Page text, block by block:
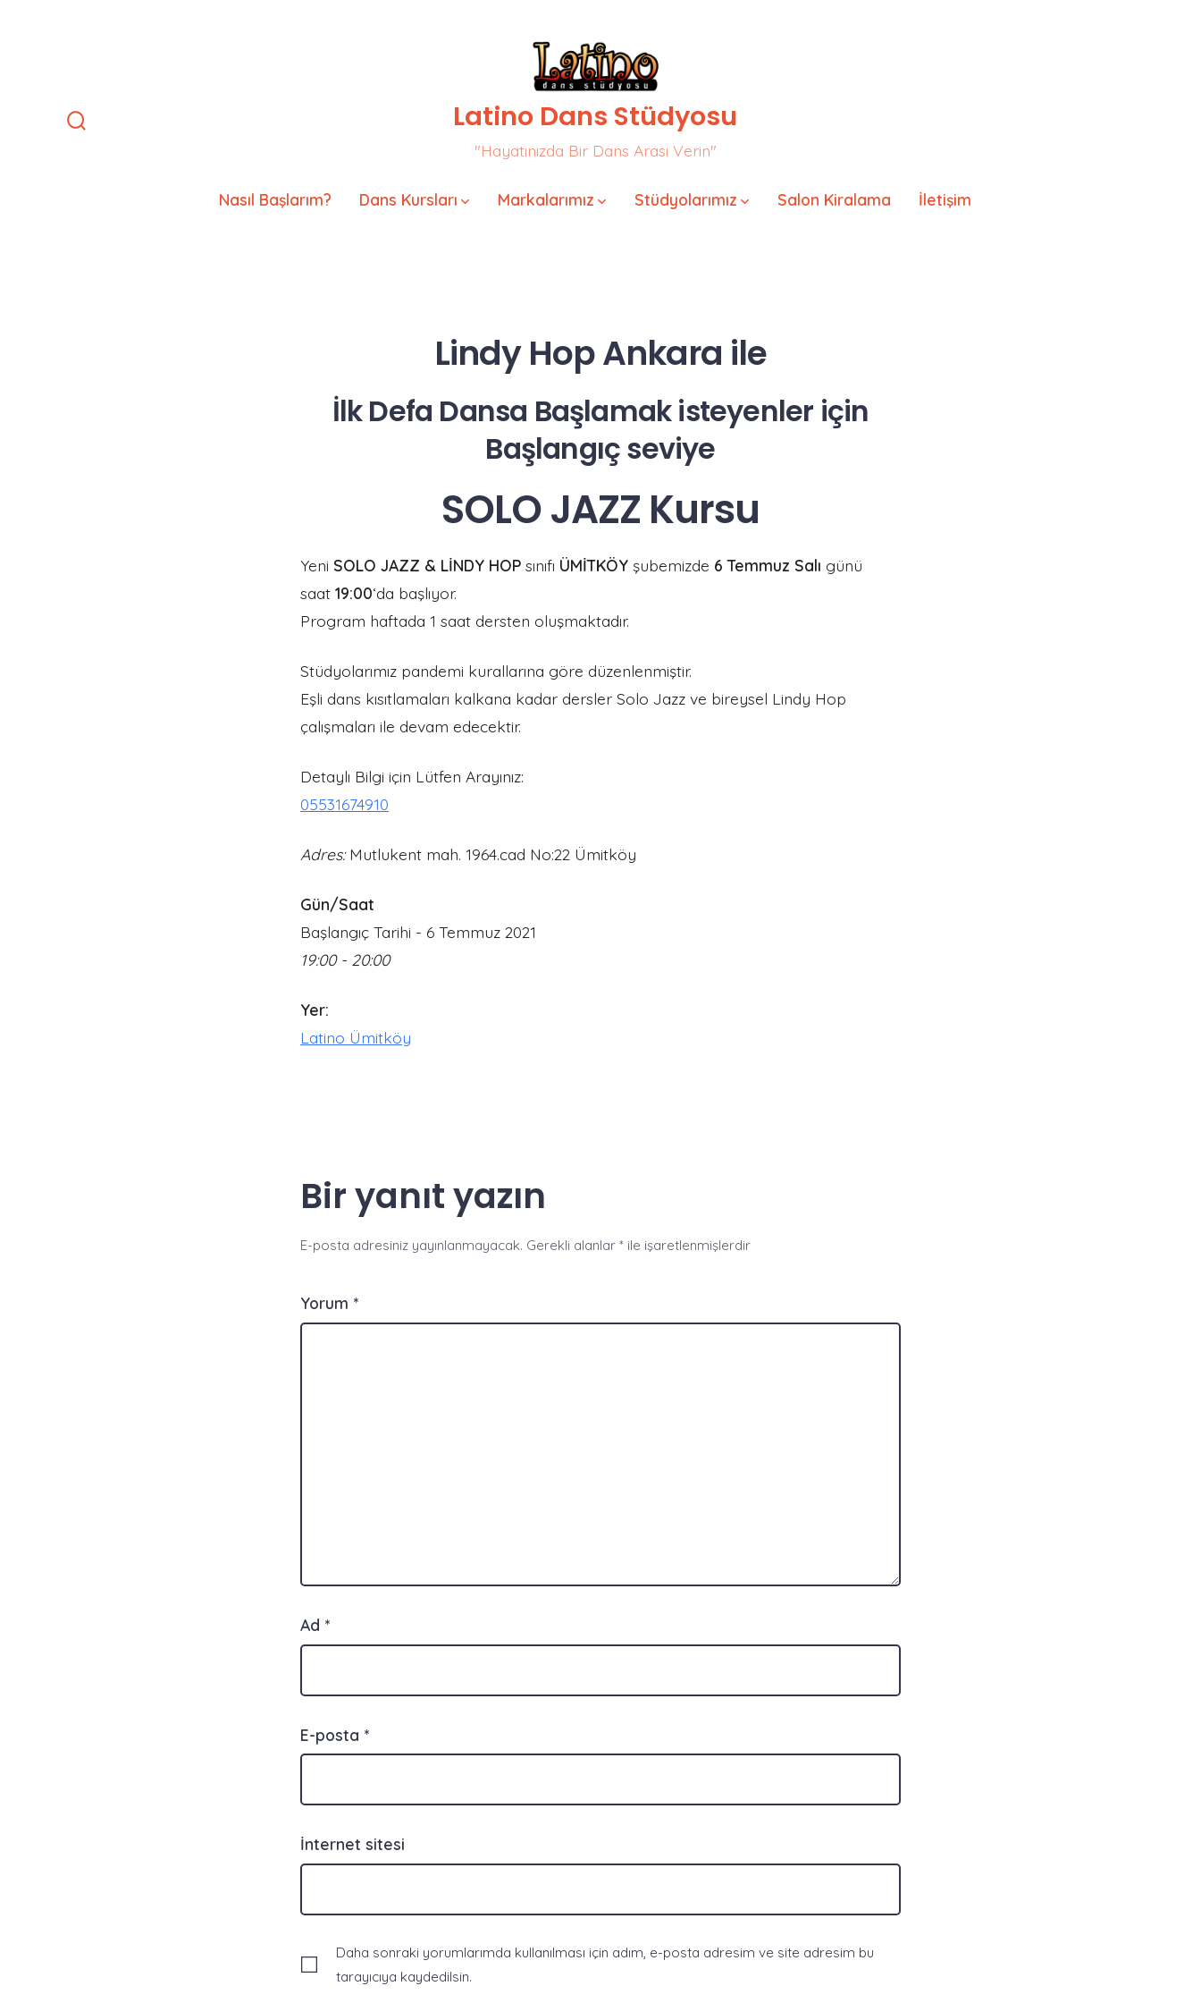
Latino Dans Stüdyosu
"Hayatınızda Bir Dans Arası Verin"
Nasıl Başlarım? Dans Kursları Markalarımız Stüdyolarımız Salon Kiralama İletişim
Lindy Hop Ankara ile
İlk Defa Dansa Başlamak isteyenler için
Başlangıç seviye
SOLO JAZZ Kursu
Yeni SOLO JAZZ & LİNDY HOP sınıfı ÜMİTKÖY şubemizde 6 Temmuz Salı günü
saat 19:00‘da başlıyor.
Program haftada 1 saat dersten oluşmaktadır.
Stüdyolarımız pandemi kurallarına göre düzenlenmiştir.
Eşli dans kısıtlamaları kalkana kadar dersler Solo Jazz ve bireysel Lindy Hop
çalışmaları ile devam edecektir.
Detaylı Bilgi için Lütfen Arayınız:
05531674910
Adres:Mutlukent mah. 1964.cad No:22 Ümitköy
Gün/Saat
Başlangıç Tarihi - 6 Temmuz 2021
19:00 - 20:00
Yer:
Latino Ümitköy
Bir yanıt yazın
E-posta adresiniz yayınlanmayacak. Gerekli alanlar * ile işaretlenmişlerdir
Yorum *
Ad *
E-posta *
İnternet sitesi
Daha sonraki yorumlarımda kullanılması için adım, e-posta adresim ve site adresim bu
tarayıcıya kaydedilsin.